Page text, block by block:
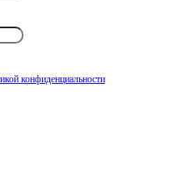
конфиденциальности